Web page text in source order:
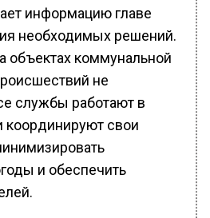
информацию главе
необходимых решений.
объектах коммунальной
не
службы работают в
свои
и обеспечить